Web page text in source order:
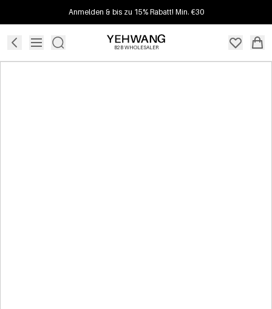
Anmelden & bis zu 15% Rabatt! Min. €30
B2B WHOLESALER